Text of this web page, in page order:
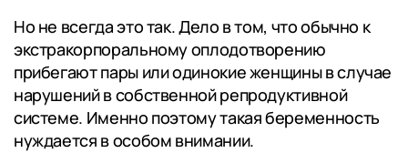
Но не всегда это так. Дело в том, что обычно к
экстракорпоральному оплодотворению
прибегают пары или одинокие женщины в случае
нарушений в собственной репродуктивной
системе. Именно поэтому такая беременность
нуждается в особом внимании.